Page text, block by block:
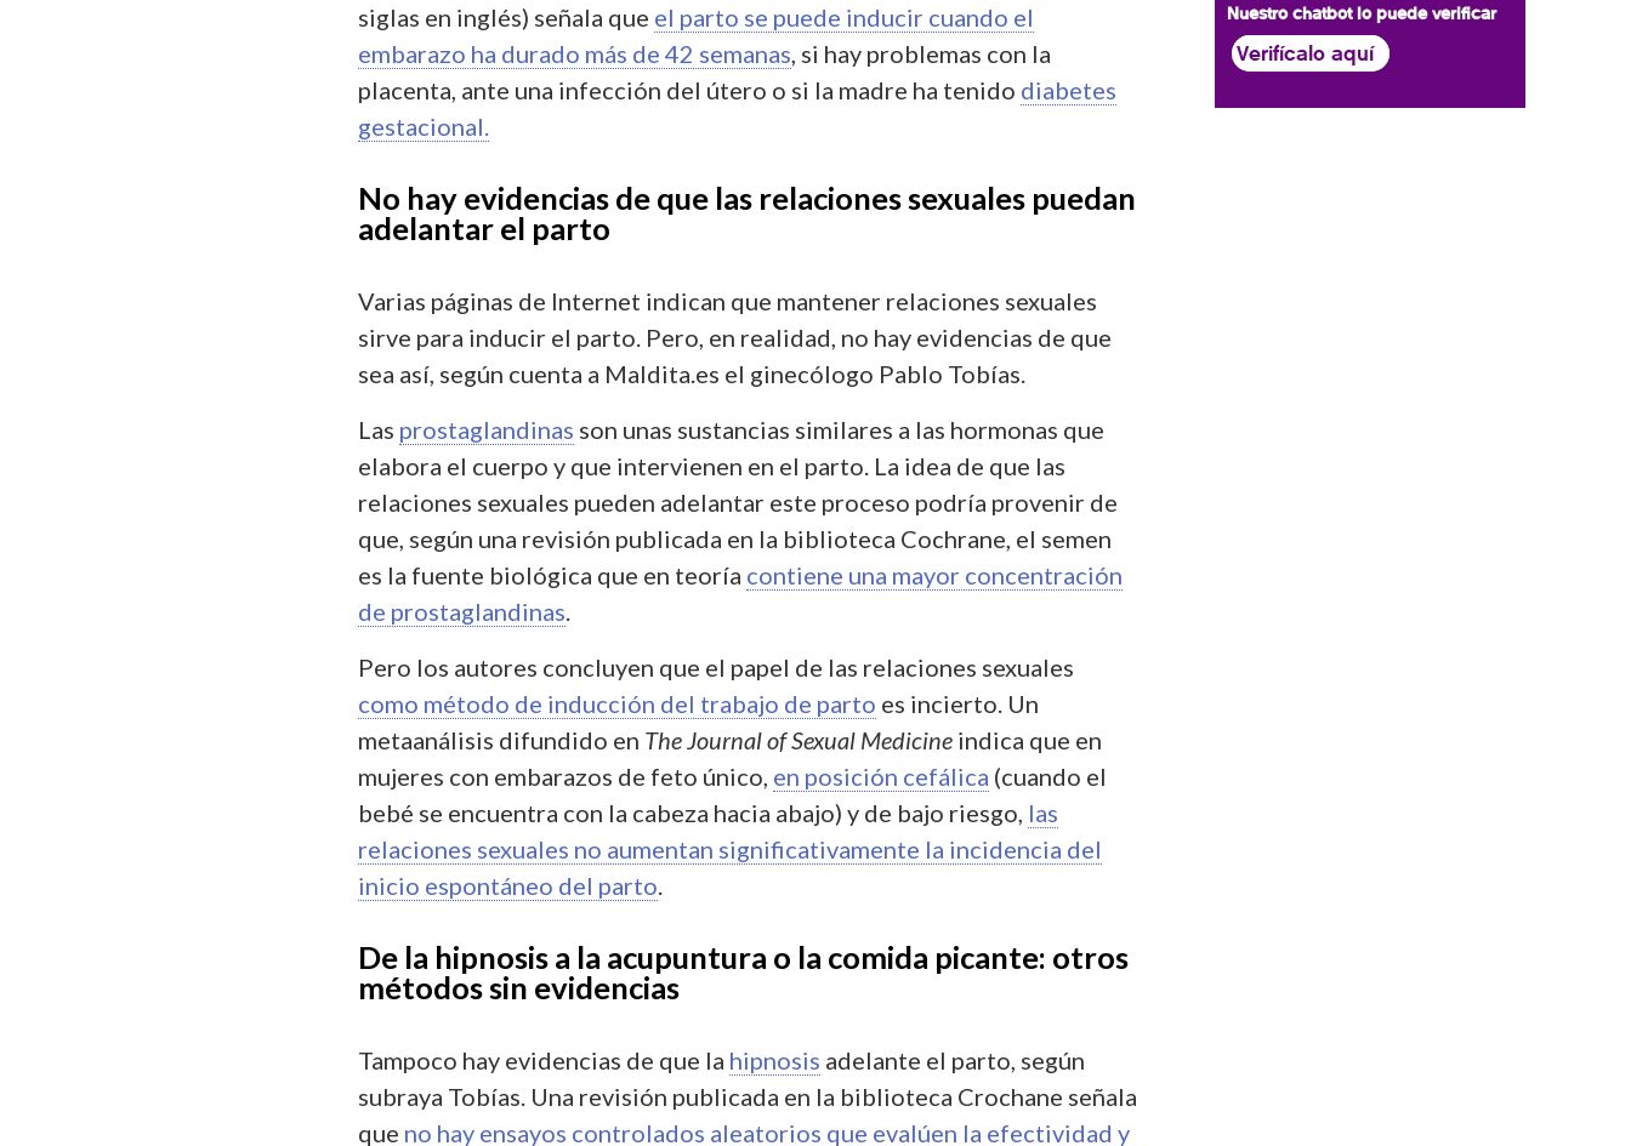
siglas en inglés) señala que el parto se puede inducir cuando el
embarazo ha durado más de 42 semanas , si hay problemas con la
placenta, ante una infección del útero o si la madre ha tenido diabetes
gestacional.
No hay evidencias de que las relaciones sexuales puedan
adelantar el parto
Varias páginas de Internet indican que mantener relaciones sexuales
sirve para inducir el parto. Pero, en realidad, no hay evidencias de que
sea así, según cuenta a Maldita.es el ginecólogo Pablo Tobías.
Las prostaglandinas son unas sustancias similares a las hormonas que
elabora el cuerpo y que intervienen en el parto. La idea de que las
relaciones sexuales pueden adelantar este proceso podría provenir de
que, según una revisión publicada en la biblioteca Cochrane, el semen
es la fuente biológica que en teoría contiene una mayor concentración
de prostaglandinas
Pero los autores concluyen que el papel de las relaciones sexuales
como método de inducción del trabajo de parto es incierto. Un
metaanálisis difundido en The Journal of Sexual Medicine indica que en
mujeres con embarazos de feto único, en posición cefálica (cuando el
bebé se encuentra con la cabeza hacia abajo) y de bajo riesgo, las
relaciones sexuales no aumentan significativamente la incidencia del
inicio espontáneo del parto
De la hipnosis a la acupuntura o la comida picante: otros
métodos sin evidencias
Tampoco hay evidencias de que la hipnosis adelante el parto, según
subraya Tobías. Una revisión publicada en la biblioteca Crochane señala
que no hay ensayos controlados aleatorios que evalúen la efectividad y
Nuestro chatbot lo puede verificar
Verifícalo aquí